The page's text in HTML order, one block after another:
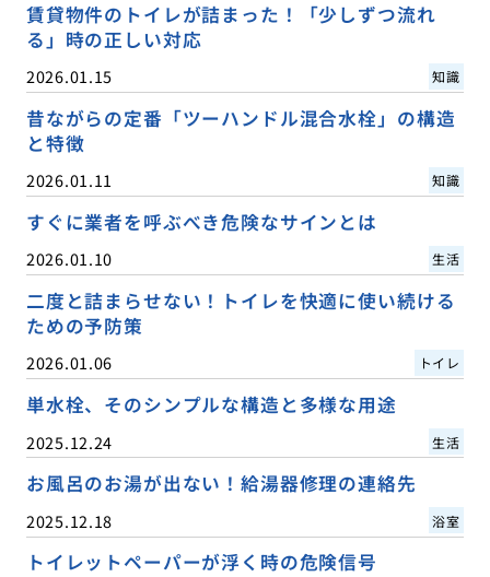
賃貸物件のトイレが詰まった！「少しずつ流れ
る」時の正しい対応
2026.01.15 知識
昔ながらの定番「ツーハンドル混合水栓」の構造
と特徴
2026.01.11 知識
すぐに業者を呼ぶべき危険なサインとは
2026.01.10 生活
二度と詰まらせない！トイレを快適に使い続ける
ための予防策
2026.01.06 トイレ
単水栓、そのシンプルな構造と多様な用途
2025.12.24 生活
お風呂のお湯が出ない！給湯器修理の連絡先
2025.12.18 浴室
トイレットペーパーが浮く時の危険信号